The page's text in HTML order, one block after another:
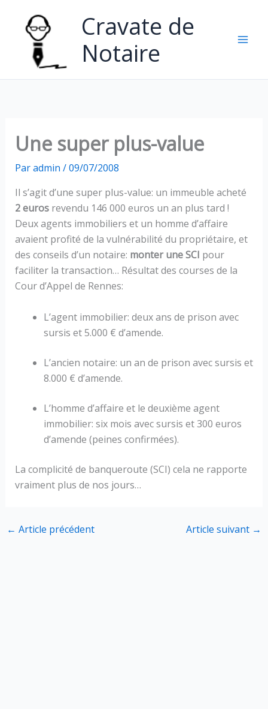
contenu
Cravate de
Notaire
Une super plus-value
Paradmin /09/07/2008
Il s’agit d’une super plus-value: un immeuble acheté
2 eurosrevendu 146 000 euros un an plus tard !
Deux agents immobiliers et un homme d’affaire
avaient profité de la vulnérabilité du propriétaire, et
des conseils d’un notaire: monter une SCI pour
faciliter la transaction… Résultat des courses de la
Cour d’Appel de Rennes:
L’agent immobilier: deux ans de prison avec
sursis et 5.000 € d’amende.
L’ancien notaire: un an de prison avec sursis et
8.000 € d’amende.
L’homme d’affaire et le deuxième agent
immobilier: six mois avec sursis et 300 euros
d’amende (peines confirmées).
La complicité de banqueroute (SCI) cela ne rapporte
vraiment plus de nos jours…
← Article précédent Article suivant →